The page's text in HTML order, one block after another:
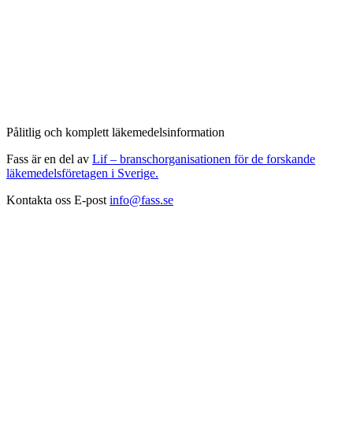
Pålitlig och komplett läkemedelsinformation
Fass är en del av Lif – branschorganisationen för de forskande
läkemedelsföretagen i Sverige.
Kontakta oss E-post info@fass.se